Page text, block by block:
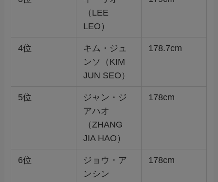
（LEE
LEO）
4位
キム・ジュ
ンソ（KIM
JUN SEO）
178.7cm
5位
ジャン・ジ
アハオ
（ZHANG
JIA HAO）
178cm
6位
ジョウ・ア
ンシン
178cm